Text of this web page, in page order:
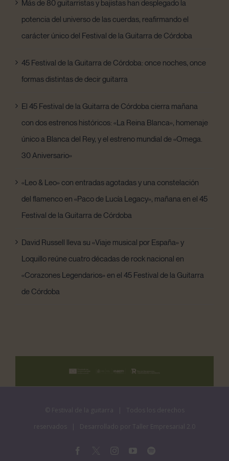
Más de 80 guitarristas y bajistas han desplegado la
potencia del universo de las cuerdas, reafirmando el
carácter único del Festival de la Guitarra de Córdoba
45 Festival de la Guitarra de Córdoba: once noches, once
formas distintas de decir guitarra
El 45 Festival de la Guitarra de Córdoba cierra mañana
con dos estrenos históricos: «La Reina Blanca», homenaje
único a Blanca del Rey, y el estreno mundial de «Omega.
30 Aniversario»
«Leo & Leo» con entradas agotadas y una constelación
del flamenco en «Paco de Lucía Legacy», mañana en el 45
Festival de la Guitarra de Córdoba
David Russell lleva su «Viaje musical por España» y
Loquillo reúne cuatro décadas de rock nacional en
«Corazones Legendarios» en el 45 Festival de la Guitarra
de Córdoba
© Festival de la guitarra
| Todos los derechos
reservados | Desarrollado por Taller Empresarial 2.0
Facebook
X InstagramYouTubeSpotify